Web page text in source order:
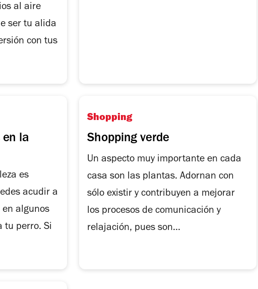
al aire
ser tu alida
con tus
en la
es
acudir a
en algunos
tu perro. Si
Shopping
Shopping verde
Un aspecto muy importante en cada
casa son las plantas. Adornan con
sólo existir y contribuyen a mejorar
los procesos de comunicación y
relajación, pues son...